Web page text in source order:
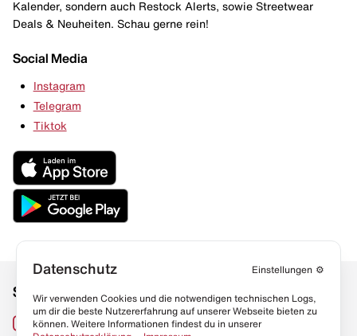
Kalender, sondern auch Restock Alerts, sowie Streetwear
Deals & Neuheiten. Schau gerne rein!
Social Media
Instagram
Telegram
Tiktok
Social Media
Instagram
Links
Sneaker Lexikon
Datenschutz Einstellungen ⚙️
Wir verwenden Cookies und die notwendigen technischen Logs,
um dir die beste Nutzererfahrung auf unserer Webseite bieten zu
können. Weitere Informationen findest du in unserer